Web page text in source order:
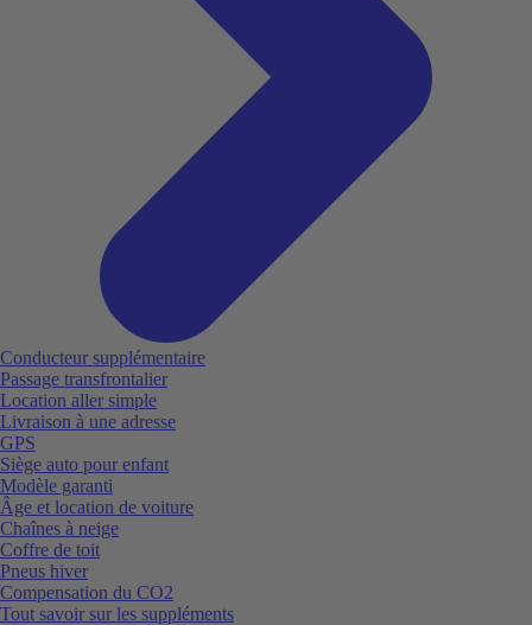
Conducteur supplémentaire
Passage transfrontalier
Location aller simple
Livraison à une adresse
GPS
Siège auto pour enfant
Modèle garanti
Âge et location de voiture
Chaînes à neige
Coffre de toit
Pneus hiver
Compensation du CO2
Tout savoir sur les suppléments